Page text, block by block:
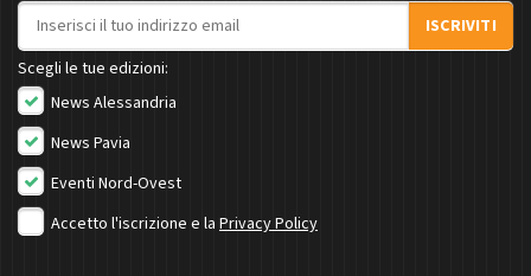
Indirizzo email
ISCRIVITI
Scegli le tue edizioni:
News Alessandria
News Pavia
Eventi Nord-Ovest
Accetto l'iscrizione e la Privacy Policy